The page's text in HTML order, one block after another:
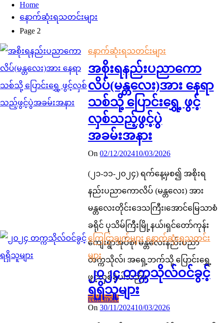
Home
နောက်ဆုံးရသတင်းများ
Page 2
နောက်ဆုံးရသတင်းများ
အစိုးရနည်းပညာကော
လိပ်(မန္တလေး)အား နေရာ
သစ်သို့ ပြောင်းရွှေ့ ဖွင့်
လှစ်သည့်ဖွင့်ပွဲ
အခမ်းအနား
On02/12/202410/03/2026
(၂၁-၁၁-၂၀၂၄) ရက်နေ့မှစ၍ အစိုးရ
နည်းပညာကောလိပ် (မန္တလေး) အား
မန္တလေးတိုင်းဒေသကြီး၊အောင်မြေသာစံ
ခရိုင် ပုသိမ်ကြီးမြို့နယ်၊ရှင်တော်ကုန်း
ကျေးရွာအုပ်စု၊ မန္တလေးနည်းပညာ
တက္ကသိုလ်၊ အရှေ့ဘက်သို့ ပြောင်းရွှေ့
ဖွင့်လှစ်ခဲ့ပါသည်။
read more
ကြေငြာချက်များ နောက်ဆုံးရသတင်း
များ
၂၀၂၄ တက္ကသိုလ်ဝင်ခွင့်
ရရှိသူများ
On30/11/202410/03/2026